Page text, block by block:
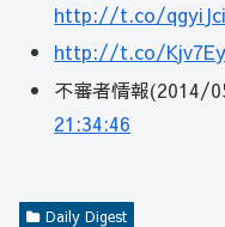
http://t.co/
http://t.co/
不審者情報(2014/
21:34:46
Daily Digest